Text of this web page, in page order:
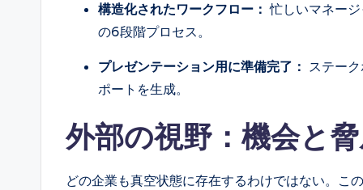
構造化されたワークフロー： 忙しいマネー
の6段階プロセス。
プレゼンテーション用に準備完了： ステー
ポートを生成。
外部の視野：機会と
どの企業も真空状態に存在するわけではない。こ